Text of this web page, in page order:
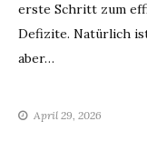
erste Schritt zum
Defizite. Natürlich
aber…
April 29, 2026